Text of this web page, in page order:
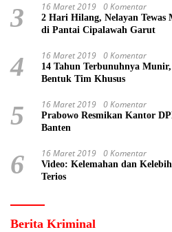
3 16 Maret 2019 0 Komentar
2 Hari Hilang, Nelayan Tewas
di Pantai Cipalawah Garut
4 16 Maret 2019 0 Komentar
14 Tahun Terbunuhnya
Bentuk Tim Khusus
5 16 Maret 2019 0 Komentar
Prabowo Resmikan Kantor
Banten
6 16 Maret 2019 0 Komentar
Video: Kelemahan dan
Terios
Berita Kriminal